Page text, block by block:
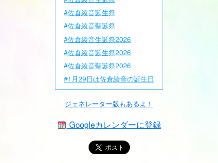
#佐倉綾音誕生祭
#佐倉綾音聖誕祭
#佐倉綾音生誕祭2026
#佐倉綾音誕生祭2026
#佐倉綾音聖誕祭2026
#1月29日は佐倉綾音の誕生日
ジェネレーター版もあるよ！
Googleカレンダーに登録